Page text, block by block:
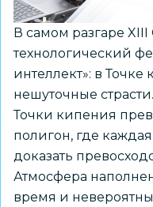
В самом разгаре
технологический
интеллект»: в
нешуточные
Точки кипения
полигон, где
доказать
Атмосфера
время и